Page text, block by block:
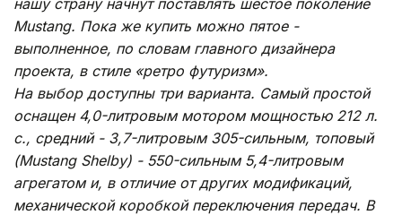
Mustang. Пока же купить можно пятое -
выполненное, по словам главного дизайнера
проекта, в стиле «ретро футуризм».
На выбор доступны три варианта. Самый простой
оснащен 4,0-литровым мотором мощностью 212 л.
с., средний - 3,7-литровым 305-сильным, топовый
(Mustang Shelby) - 550-сильным 5,4-литровым
агрегатом и, в отличие от других модификаций,
механической коробкой переключения передач. В